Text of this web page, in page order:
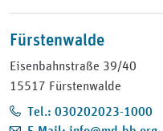
Fürstenwalde
Eisenbahnstraße 39/40
15517 Fürstenwalde
Tel.: 030202023-1000